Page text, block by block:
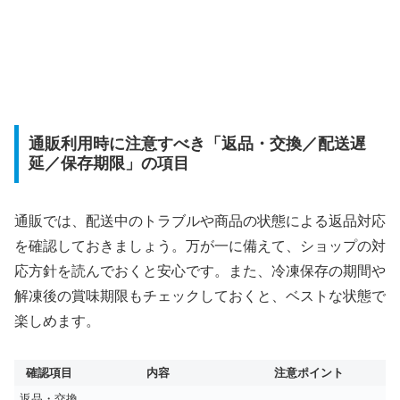
通販利用時に注意すべき「返品・交換／配送遅
延／保存期限」の項目
通販では、配送中のトラブルや商品の状態による返品対応
を確認しておきましょう。万が一に備えて、ショップの対
応方針を読んでおくと安心です。また、冷凍保存の期間や
解凍後の賞味期限もチェックしておくと、ベストな状態で
楽しめます。
確認項目 内容
注意ポイント